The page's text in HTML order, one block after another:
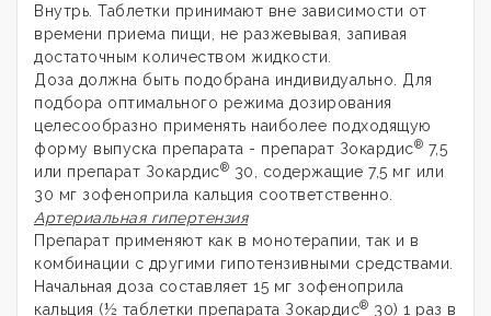
Внутрь. Таблетки принимают вне зависимости от
времени приема пищи, не разжевывая, запивая
достаточным количеством жидкости.
Доза должна быть подобрана индивидуально. Для
подбора оптимального режима дозирования
целесообразно применять наиболее подходящую
форму выпуска препарата - препарат Зокардис® 7,5
или препарат Зокардис® 30, содержащие 7,5 мг или
30 мг зофеноприла кальция соответственно.
Артериальная гипертензия
Препарат применяют как в монотерапии, так и в
комбинации с другими гипотензивными средствами.
Начальная доза составляет 15 мг зофеноприла
кальция (½ таблетки препарата Зокардис® 30) 1 раз в